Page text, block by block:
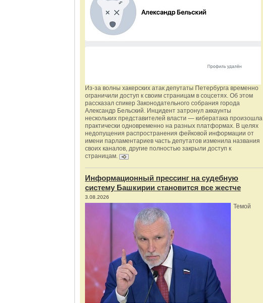
Из‑за волны хакерских атак депутаты Петербурга временно
ограничили доступ к своим страницам в соцсетях. Об этом
рассказал спикер Законодательного собрания города
Александр Бельский. Инцидент затронул аккаунты
нескольких представителей власти — кибератака произошла
практически одновременно на разных платформах. В целях
недопущения распространения фейковой информации от
имени парламентариев часть депутатов изменила названия
своих каналов, другие полностью закрыли доступ к
страницам.
Информационный прессинг на судебную
систему Башкирии становится все жестче
3.08.2026
Темой